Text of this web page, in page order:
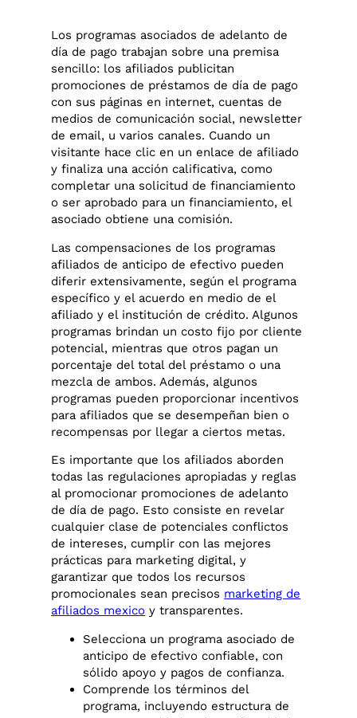
Los programas asociados de adelanto de
día de pago trabajan sobre una premisa
sencillo: los afiliados publicitan
promociones de préstamos de día de pago
con sus páginas en internet, cuentas de
medios de comunicación social, newsletter
de email, u varios canales. Cuando un
visitante hace clic en un enlace de afiliado
y finaliza una acción calificativa, como
completar una solicitud de financiamiento
o ser aprobado para un financiamiento, el
asociado obtiene una comisión.
Las compensaciones de los programas
afiliados de anticipo de efectivo pueden
diferir extensivamente, según el programa
específico y el acuerdo en medio de el
afiliado y el institución de crédito. Algunos
programas brindan un costo fijo por cliente
potencial, mientras que otros pagan un
porcentaje del total del préstamo o una
mezcla de ambos. Además, algunos
programas pueden proporcionar incentivos
para afiliados que se desempeñan bien o
recompensas por llegar a ciertos metas.
Es importante que los afiliados aborden
todas las regulaciones apropiadas y reglas
al promocionar promociones de adelanto
de día de pago. Esto consiste en revelar
cualquier clase de potenciales conflictos
de intereses, cumplir con las mejores
prácticas para marketing digital, y
garantizar que todos los recursos
promocionales sean precisos marketing de
afiliados mexico y transparentes.
Selecciona un programa asociado de
anticipo de efectivo confiable, con
sólido apoyo y pagos de confianza.
Comprende los términos del
programa, incluyendo estructura de